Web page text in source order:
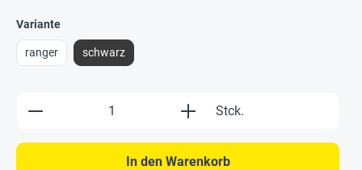
Variante
ranger schwarz
Produkt Anzahl: Gib den gewünschten
Stck.
In den Warenkorb